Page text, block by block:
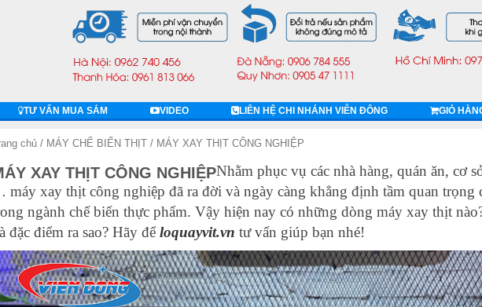
TƯ VẤN MUA SẮM VIDEO LIÊN HỆ CHI NHÁNH VIỄN ĐÔNG GIỎ
chủ / MÁY CHẾ BIẾN THỊT / MÁY XAY THỊT CÔNG NGHIỆP
XAY THỊT CÔNG NGHIỆPNhằm phục vụ các nhà hàng, quán ăn, cơ
máy xay thịt công nghiệp đã ra đời và ngày càng khẳng định tầm quan trọng
ngành chế biến thực phẩm. Vậy hiện nay có những dòng máy xay thịt
đặc điểm ra sao? Hãy đểloquayvit.vn tư vấn giúp bạn nhé!